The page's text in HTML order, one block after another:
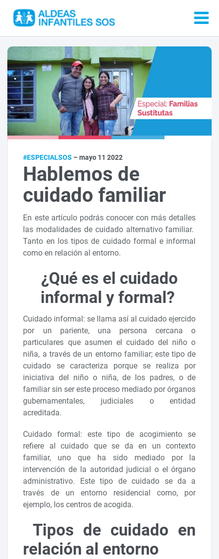
#ESPECIALSOS – mayo 11 2022
Hablemos de
cuidado familiar
En este artículo podrás conocer con más detalles
las modalidades de cuidado alternativo familiar.
Tanto en los tipos de cuidado formal e informal
como en relación al entorno.
¿Qué es el cuidado
informal y formal?
Cuidado informal: se llama así al cuidado ejercido
por un pariente, una persona cercana o
particulares que asumen el cuidado del niño o
niña, a través de un entorno familiar; este tipo de
cuidado se caracteriza porque se realiza por
iniciativa del niño o niña, de los padres, o de
familiar sin ser este proceso mediado por órganos
gubernamentales, judiciales o entidad
acreditada.
Cuidado formal: este tipo de acogimiento se
refiere al cuidado que se da en un contexto
familiar, uno que ha sido mediado por la
intervención de la autoridad judicial o el órgano
administrativo. Este tipo de cuidado se da a
través de un entorno residencial como, por
ejemplo, los centros de acogida.
Tipos de cuidado en
relación al entorno